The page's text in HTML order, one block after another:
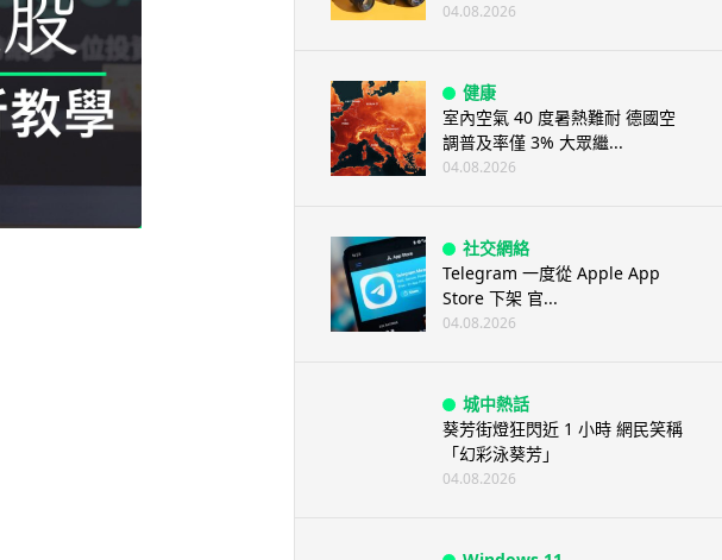
04.08.2026
健康
室內空氣 40 度暑熱難耐 德國空
調普及率僅 3% 大眾繼...
04.08.2026
社交網絡
Telegram 一度從 Apple App
Store 下架 官...
04.08.2026
城中熱話
葵芳街燈狂閃近 1 小時 網民笑稱
「幻彩泳葵芳」
04.08.2026